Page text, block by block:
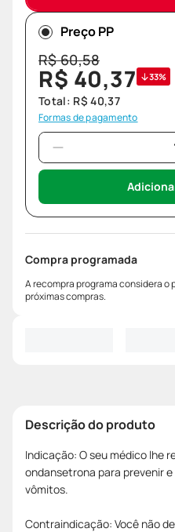
Preço PP
R$60,58
R$ 40,37 33%
Total: R$ 40,37
Formas de pagamento
Compra programada
A recompra programa considera o
próximas compras.
Descrição do produto
Indicação: O seu médico lhe
ondansetrona para prevenir
vômitos.
Contraindicação: Você não